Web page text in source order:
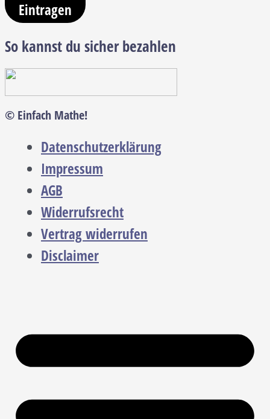
Eintragen
So kannst du sicher bezahlen
© Einfach Mathe!
Datenschutzerklärung
Impressum
AGB
Widerrufsrecht
Vertrag widerrufen
Disclaimer